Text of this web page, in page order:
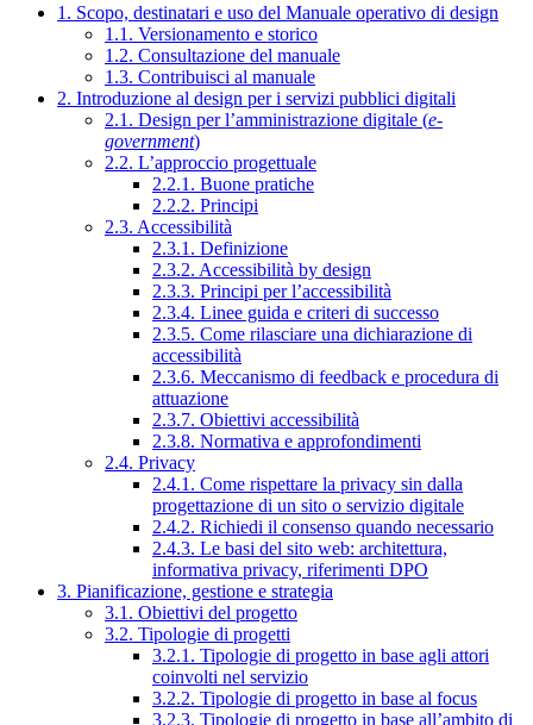
1. Scopo, destinatari e uso del Manuale operativo di design
1.1. Versionamento e storico
1.2. Consultazione del manuale
1.3. Contribuisci al manuale
2. Introduzione al design per i servizi pubblici digitali
2.1. Design per l’amministrazione digitale (e-
government)
2.2. L’approccio progettuale
2.2.1. Buone pratiche
2.2.2. Principi
2.3. Accessibilità
2.3.1. Definizione
2.3.2. Accessibilità by design
2.3.3. Principi per l’accessibilità
2.3.4. Linee guida e criteri di successo
2.3.5. Come rilasciare una dichiarazione di
accessibilità
2.3.6. Meccanismo di feedback e procedura di
attuazione
2.3.7. Obiettivi accessibilità
2.3.8. Normativa e approfondimenti
2.4. Privacy
2.4.1. Come rispettare la privacy sin dalla
progettazione di un sito o servizio digitale
2.4.2. Richiedi il consenso quando necessario
2.4.3. Le basi del sito web: architettura,
informativa privacy, riferimenti DPO
3. Pianificazione, gestione e strategia
3.1. Obiettivi del progetto
3.2. Tipologie di progetti
3.2.1. Tipologie di progetto in base agli attori
coinvolti nel servizio
3.2.2. Tipologie di progetto in base al focus
3.2.3. Tipologie di progetto in base all’ambito di